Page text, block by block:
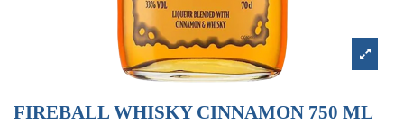
FIREBALL WHISKY CINNAMON 750 ML